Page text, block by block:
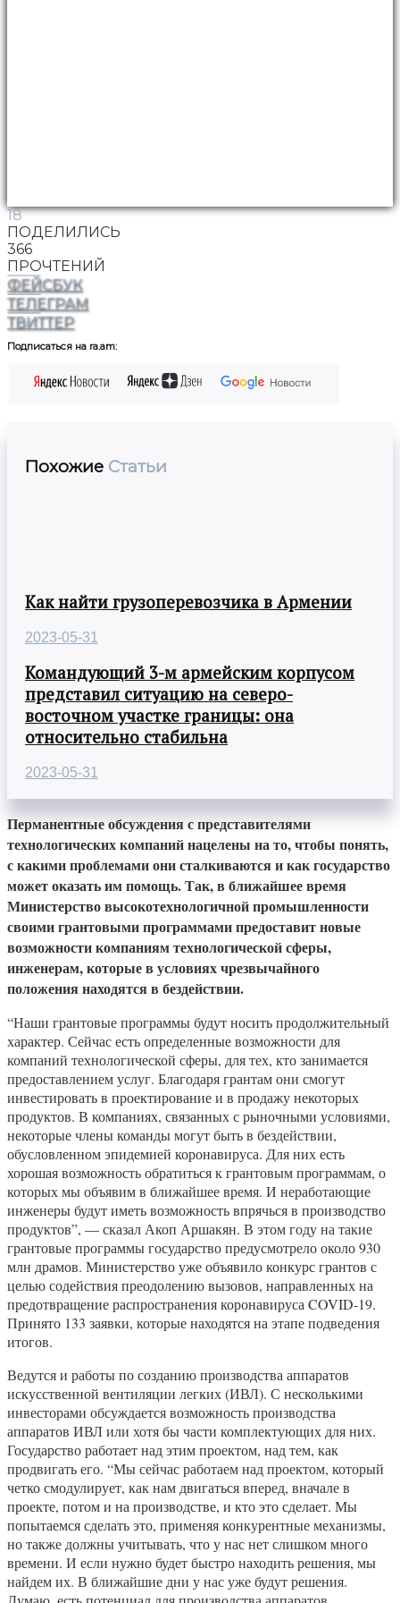
18
ПОДЕЛИЛИСЬ
366
ПРОЧТЕНИЙ
ФЕЙСБУК
ТЕЛЕГРАМ
ТВИТТЕР
Подписаться на ra.am:
Похожие Статьи
Как найти грузоперевозчика в Армении
2023-05-31
Командующий 3-м армейским корпусом
представил ситуацию на северо-
восточном участке границы: она
относительно стабильна
2023-05-31
Перманентные обсуждения с представителями
технологических компаний нацелены на то, чтобы понять,
с какими проблемами они сталкиваются и как государство
может оказать им помощь. Так, в ближайшее время
Министерство высокотехнологичной промышленности
своими грантовыми программами предоставит новые
возможности компаниям технологической сферы,
инженерам, которые в условиях чрезвычайного
положения находятся в бездействии.
“Наши грантовые программы будут носить продолжительный
характер. Сейчас есть определенные возможности для
компаний технологической сферы, для тех, кто занимается
предоставлением услуг. Благодаря грантам они смогут
инвестировать в проектирование и в продажу некоторых
продуктов. В компаниях, связанных с рыночными условиями,
некоторые члены команды могут быть в бездействии,
обусловленном эпидемией коронавируса. Для них есть
хорошая возможность обратиться к грантовым программам, о
которых мы объявим в ближайшее время. И неработающие
инженеры будут иметь возможность впрячься в производство
продуктов”, — сказал Акоп Аршакян. В этом году на такие
грантовые программы государство предусмотрело около 930
млн драмов. Министерство уже объявило конкурс грантов с
целью содействия преодолению вызовов, направленных на
предотвращение распространения коронавируса COVID-19.
Принято 133 заявки, которые находятся на этапе подведения
итогов.
Ведутся и работы по созданию производства аппаратов
искусственной вентиляции легких (ИВЛ). С несколькими
инвесторами обсуждается возможность производства
аппаратов ИВЛ или хотя бы части комплектующих для них.
Государство работает над этим проектом, над тем, как
продвигать его. “Мы сейчас работаем над проектом, который
четко смодулирует, как нам двигаться вперед, вначале в
проекте, потом и на производстве, и кто это сделает. Мы
попытаемся сделать это, применяя конкурентные механизмы,
но также должны учитывать, что у нас нет слишком много
времени. И если нужно будет быстро находить решения, мы
найдем их. В ближайшие дни у нас уже будут решения.